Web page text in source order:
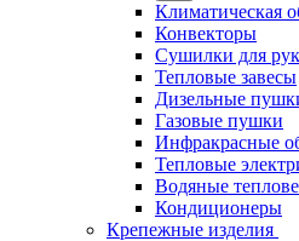
Климатическая
Конвекторы
Сушилки для рук
Тепловые завесы
Дизельные
Газовые пушки
Инфракрасные
Тепловые
Водяные
Кондиционеры
Крепежные изделия